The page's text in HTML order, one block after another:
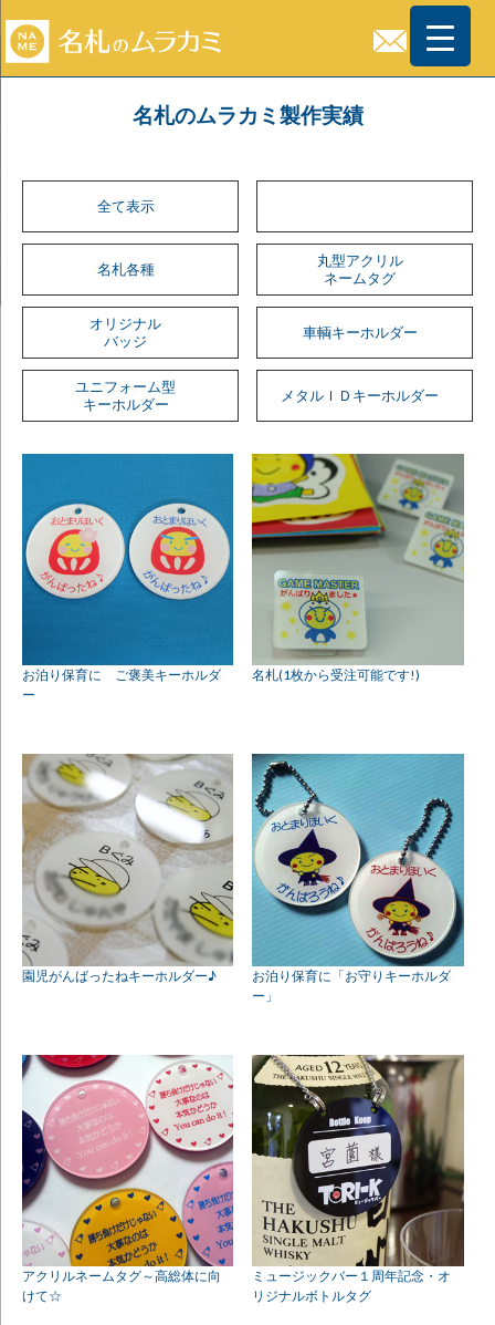
名札のムラカミ製作実績
全て表示
名札各種
丸型アクリル
ネームタグ
オリジナル
バッジ
車輌キーホルダー
ユニフォーム型
キーホルダー
メタルＩＤキーホルダー
お泊り保育に ご褒美キーホルダ
ー
名札(1枚から受注可能です!)
園児がんばったねキーホルダー♪
お泊り保育に「お守りキーホルダ
ー」
アクリルネームタグ～高総体に向
けて☆
ミュージックバー１周年記念・オ
リジナルボトルタグ